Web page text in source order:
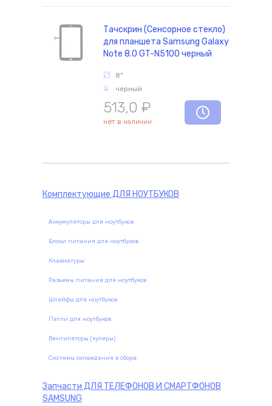
комплектующие
Тачскрин (Сенсорное стекло)
для планшета Samsung Galaxy
Note 8.0 GT-N5100 черный
8"
черный
513,0 ₽
нет в наличии
Комплектующие ДЛЯ НОУТБУКОВ
Аккумуляторы для ноутбуков
Блоки питания для ноутбуков
Клавиатуры
Разъемы питания для ноутбуков
Шлейфы для ноутбуков
Петли для ноутбуков
Вентиляторы (кулеры)
Системы охлаждения в сборе
Запчасти ДЛЯ ТЕЛЕФОНОВ И СМАРТФОНОВ
SAMSUNG